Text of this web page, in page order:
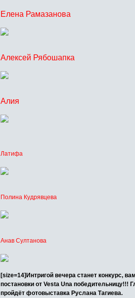
Елена Рамазанова
Алексей Рябошапка
Алия
Латифа
Полина Кудрявцева
Анав Султанова
[size=14]Интригой вечера станет конкурс,
постановки от Vesta Una победительницу!!!
пройдёт фотовыставка Руслана Тагиева.